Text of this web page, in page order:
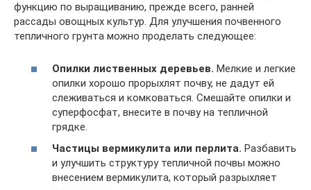
функцию по выращиванию, прежде всего, ранней
рассады овощных культур. Для улучшения почвенного
тепличного грунта можно проделать следующее:
Опилки лиственных деревьев. Мелкие и легкие
опилки хорошо прорыхлят почву, не дадут ей
слеживаться и комковаться. Смешайте опилки и
суперфосфат, внесите в почву на тепличной
грядке.
Частицы вермикулита или перлита. Разбавить
и улучшить структуру тепличной почвы можно
внесением вермикулита, который разрыхляет